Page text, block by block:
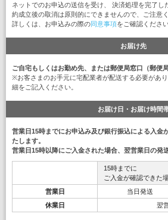
ネットでのお申込の送信を受け、 決済処理を完了し
約成立後の取消は原則的にできませんので、ご注意く
詳しくは、お申込みの際の同意事項をご確認ください
お届け先
ご自宅もしくはお勤め先、または郵便局窓口（郵便局
※お客さまのお手元に宅配業者が配送する必要があ
細をご記入ください。
お届け日・お届け時間
営業日15時までにお申込み及び銀行振込による入金
たします。
営業日15時以降にご入金された場合、翌営業日の発
15時までに
ご入金が確認できた
営業日
当日発送
休業日
翌